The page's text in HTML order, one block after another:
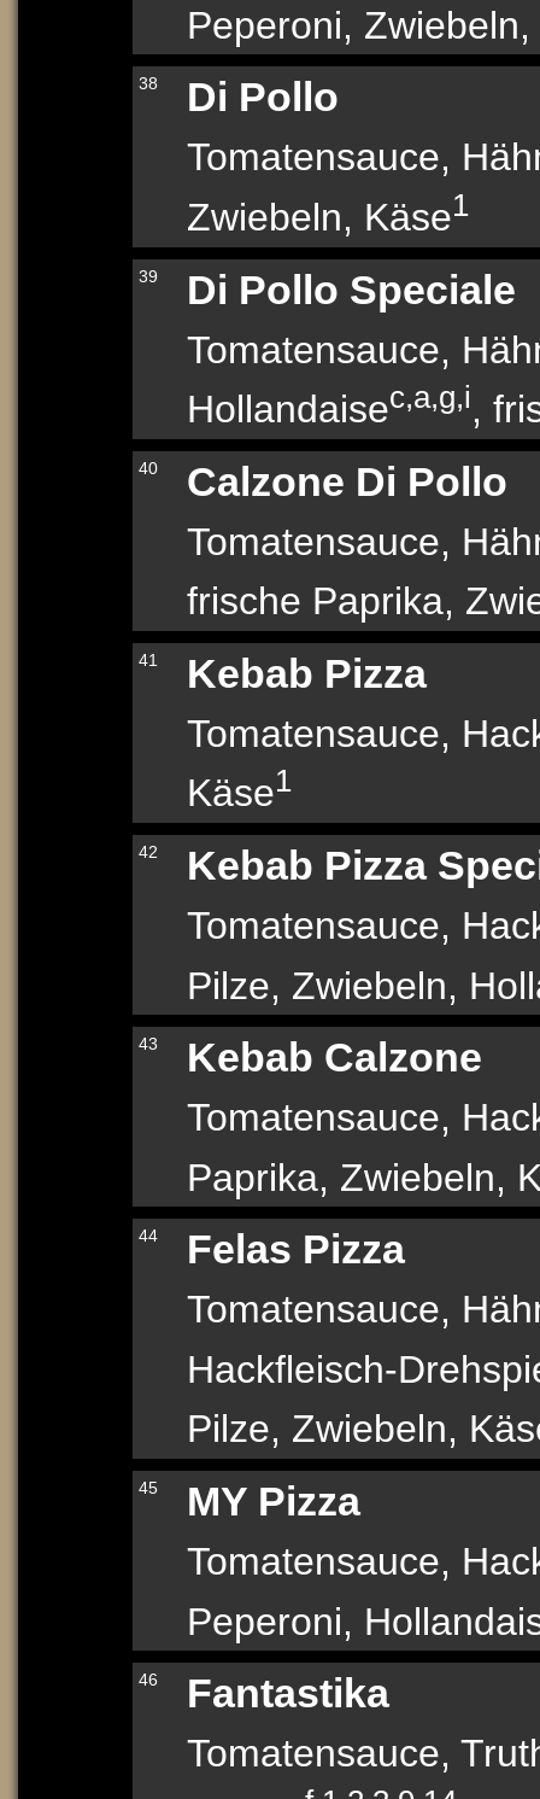
Peperoni,
38 Di Pollo
Tomatensauce,
Zwiebeln, Käse1
39 Di Pollo Speciale
Tomatensauce,
Hollandaisec,a,g,i,
40 Calzone Di Pollo
Tomatensauce,
frische Paprika,
41 Kebab Pizza
Tomatensauce,
Käse1
42 Kebab Pizza
Tomatensauce,
Pilze, Zwiebeln,
43 Kebab Calzone
Tomatensauce,
Paprika, Zwiebeln,
44 Felas Pizza
Tomatensauce,
Hackfleisch-
Pilze, Zwiebeln,
45 MY Pizza
Tomatensauce,
Peperoni,
46 Fantastika
Tomatensauce,